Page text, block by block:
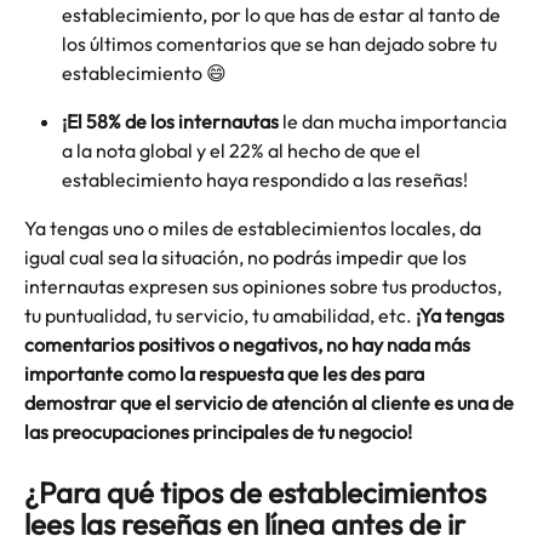
establecimiento, por lo que has de estar al tanto de
los últimos comentarios que se han dejado sobre tu
establecimiento 😄
¡El 58% de los internautas le dan mucha importancia
a la nota global y el 22% al hecho de que el
establecimiento haya respondido a las reseñas!
Ya tengas uno o miles de establecimientos locales, da
igual cual sea la situación, no podrás impedir que los
internautas expresen sus opiniones sobre tus productos,
tu puntualidad, tu servicio, tu amabilidad, etc. ¡Ya tengas
comentarios positivos o negativos, no hay nada más
importante como la respuesta que les des para
demostrar que el servicio de atención al cliente es una de
las preocupaciones principales de tu negocio!
¿Para qué tipos de establecimientos
lees las reseñas en línea antes de ir